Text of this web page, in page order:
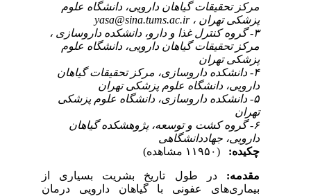
مرکز تحقیقات گیاهان دارویی، دانشگاه علوم
پزشکی تهران ،yasa@sina.tums.ac.ir
۳- گروه کنترل غذا و دارو، دانشکده داروسازی ،
مرکز تحقیقات گیاهان دارویی، دانشگاه علوم
پزشکی تهران
۴- دانشکده داروسازی، مرکز تحقیقات گیاهان
دارویی، دانشگاه علوم پزشکی تهران
۵- دانشکده داروسازی، دانشگاه علوم پزشکی
تهران
۶- گروه کشت و توسعه، پژوهشکده گیاهان
دارویی، جهاددانشگاهی
چکیده:
(۱۱۹۵۰ مشاهده)
مقدمه:در طول تاریخ بشریت بسیاری از
بیماری‌های عفونی با گیاهان دارویی درمان